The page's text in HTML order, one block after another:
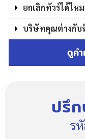
ยกเลิกทัวร์ได้ไห
บริษัทคุณต่างกับ
ดูค
ปรึก
ร